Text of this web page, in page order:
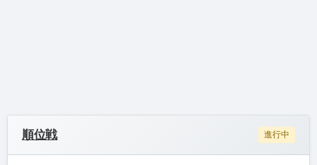
順位戦 進行中